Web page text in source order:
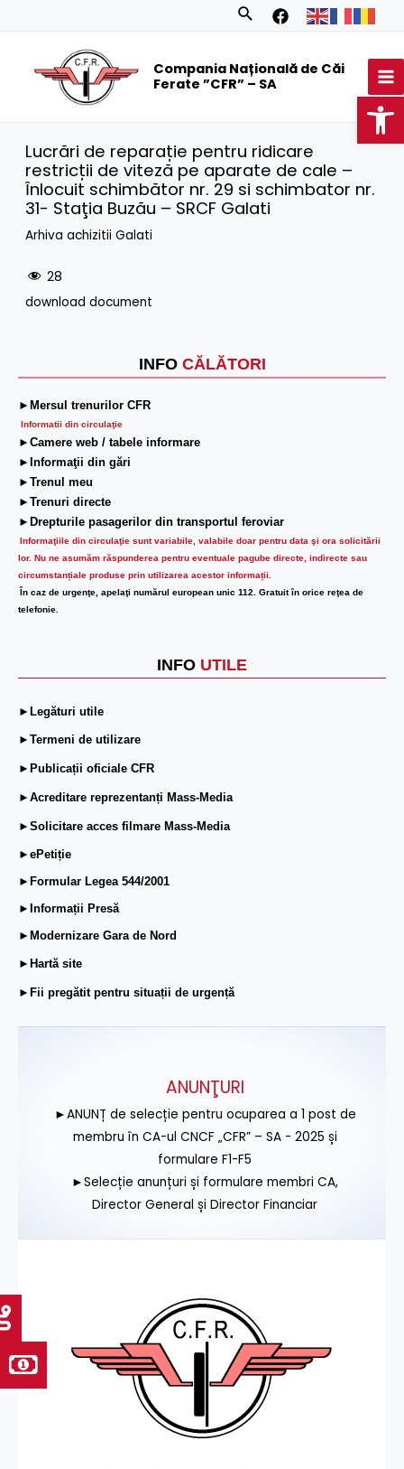
Search
Compania Națională de Căi
Ferate ”CFR” – SA
INFO CĂLĂTORI
►Mersul trenurilor CFR
Informatii din circulaţie
►Camere web / tabele informare
►Informaţii din gări
►Trenul meu
►Trenuri directe
►Drepturile pasagerilor din transportul feroviar
Informaţiile din circulaţie sunt variabile, valabile doar pentru data şi ora solicitării
lor. Nu ne asumăm răspunderea pentru eventuale pagube directe, indirecte sau
circumstanțiale produse prin utilizarea acestor informații.
În caz de urgenţe, apelaţi numărul european unic 112. Gratuit în orice reţea de
telefonie.
INFO UTILE
►Legături utile
►Termeni de utilizare
►Publicații oficiale CFR
►Acreditare reprezentanți Mass-Media
►Solicitare acces filmare Mass-Media
►ePetiție
►Formular Legea 544/2001
►Informații Presă
►Modernizare Gara de Nord
►Hartă site
►Fii pregătit pentru situații de urgență
Lucrări de reparație pentru ridicare
restricții de viteză pe aparate de cale –
Ȋnlocuit schimbător nr. 29 si schimbator nr.
31- Staţia Buzău – SRCF Galati
Arhiva achizitii Galati
28
download document
ANUNŢURI
►ANUNȚ de selecție pentru ocuparea a 1 post de
membru în CA-ul CNCF „CFR” – SA - 2025 și
formulare F1-F5
►Selecție anunțuri și formulare membri CA,
Director General și Director Financiar